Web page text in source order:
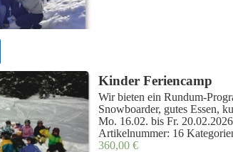
Kinder Feriencamp
Wir bieten ein Rundum-
Snowboarder, gutes Essen,
Mo. 16.02. bis Fr. 20.02.2026
Artikelnummer: 16
360,00 €